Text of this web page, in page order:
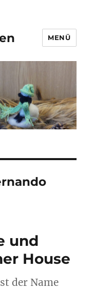
MENÜ
und
House
der Name